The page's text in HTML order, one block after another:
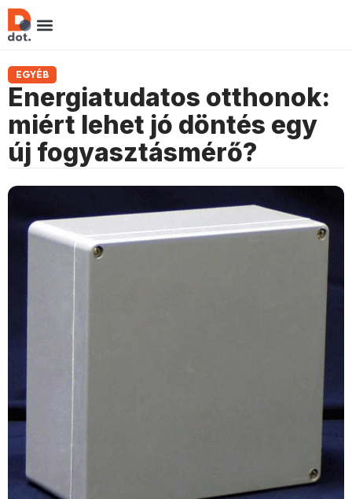
EGYÉB
Energiatudatos otthonok:
miért lehet jó döntés egy
új fogyasztásmérő?